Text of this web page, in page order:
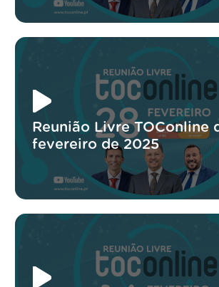
Reunião Livre TOConline
fevereiro de 2025